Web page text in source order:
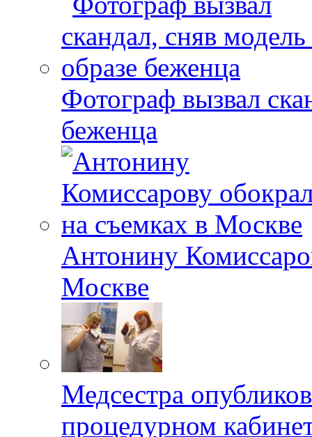
Фотограф вызвал
беженца
Антонину
Москве
Медсестра
процедурном